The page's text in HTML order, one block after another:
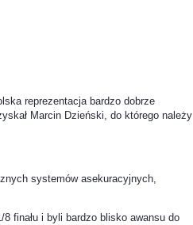
reprezentacja bardzo dobrze
Marcin Dzieński, do którego należy
systemów asekuracyjnych,
finału i byli bardzo blisko awansu do